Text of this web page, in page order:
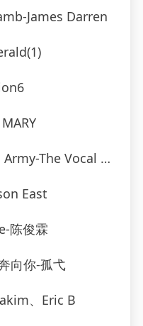
James Darren
The Vocal Masters
East
陈俊霖
向你-孤弋
、Eric B